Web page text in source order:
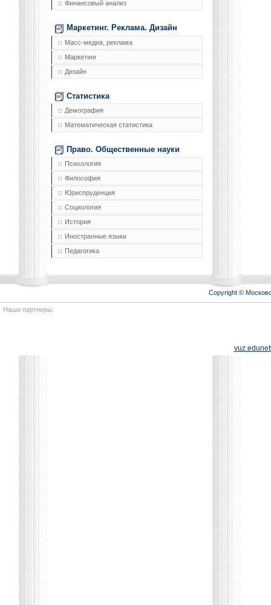
Финансовый анализ
Маркетинг. Реклама. Дизайн
Масс-медиа, реклама
Маркетинг
Дизайн
Статистика
Демография
Математическая статистика
Право. Общественные науки
Психология
Философия
Юриспруденция
Социология
История
Иностранные языки
Педагогика
Copyright ©
Наши партнеры: